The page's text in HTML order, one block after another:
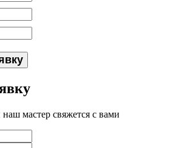
заявку
наш мастер свяжется с вами